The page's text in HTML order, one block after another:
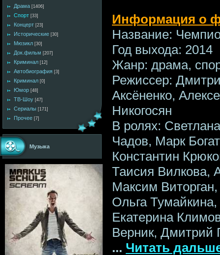
Драма [1406]
Спорт [33]
Концерт [23]
Исторические [30]
Мюзикл [30]
Док.фильм [207]
Криминал [12]
Автобиография [3]
Криминал [0]
Юмор [48]
ТВ-Шоу [47]
Сериалы [171]
Прочее [7]
Музыка
Информация о
Название:
Год выхода: 2014
Жанр: драма,
Режиссер:
Аксёненко,
Никогосян
В ролях:
Чадов, Марк
Константин
Таисия Вилкова,
Максим
Ольга
Екатерина
Верник, Дмитрий
... Читать